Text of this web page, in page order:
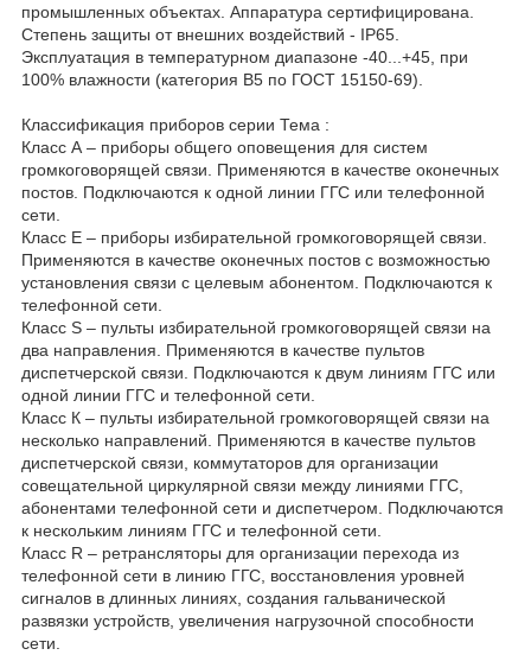
промышленных объектах. Аппаратура сертифицирована.
Степень защиты от внешних воздействий - IP65.
Эксплуатация в температурном диапазоне -40...+45, при
100% влажности (категория В5 по ГОСТ 15150-69).
Классификация приборов серии Тема :
Класс А – приборы общего оповещения для систем
громкоговорящей связи. Применяются в качестве оконечных
постов. Подключаются к одной линии ГГС или телефонной
сети.
Класс Е – приборы избирательной громкоговорящей связи.
Применяются в качестве оконечных постов с возможностью
установления связи с целевым абонентом. Подключаются к
телефонной сети.
Класс S – пульты избирательной громкоговорящей связи на
два направления. Применяются в качестве пультов
диспетчерской связи. Подключаются к двум линиям ГГС или
одной линии ГГС и телефонной сети.
Класс К – пульты избирательной громкоговорящей связи на
несколько направлений. Применяются в качестве пультов
диспетчерской связи, коммутаторов для организации
совещательной циркулярной связи между линиями ГГС,
абонентами телефонной сети и диспетчером. Подключаются
к нескольким линиям ГГС и телефонной сети.
Класс R – ретрансляторы для организации перехода из
телефонной сети в линию ГГС, восстановления уровней
сигналов в длинных линиях, создания гальванической
развязки устройств, увеличения нагрузочной способности
сети.